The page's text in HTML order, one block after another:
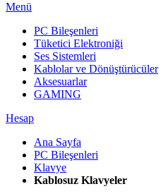
Menü
PC Bileşenleri
Tüketici Elektroniği
Ses Sistemleri
Kablolar ve Dönüştürücüler
Aksesuarlar
GAMING
Hesap
Ana Sayfa
PC Bileşenleri
Klavye
Kablosuz Klavyeler